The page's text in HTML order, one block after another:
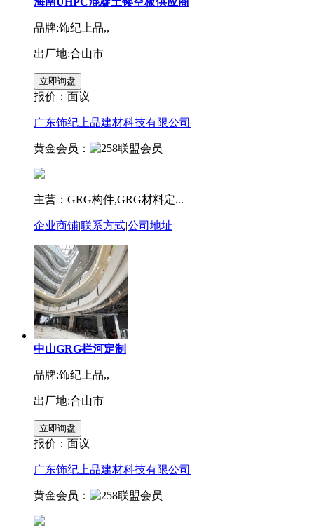
品牌:饰纪上品,,
出厂地:合山市
报价： 面议
广东饰纪上品建材科技有限公司
黄金会员：
主营：GRG构件,GRG材料定...
企业商铺|联系方式|公司地址
中山GRG拦河定制
品牌:饰纪上品,,
出厂地:合山市
报价： 面议
广东饰纪上品建材科技有限公司
黄金会员：